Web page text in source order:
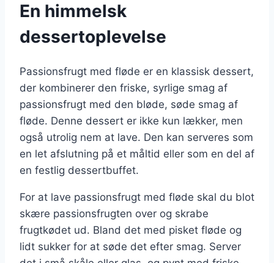
En himmelsk
dessertoplevelse
Passionsfrugt med fløde er en klassisk dessert,
der kombinerer den friske, syrlige smag af
passionsfrugt med den bløde, søde smag af
fløde. Denne dessert er ikke kun lækker, men
også utrolig nem at lave. Den kan serveres som
en let afslutning på et måltid eller som en del af
en festlig dessertbuffet.
For at lave passionsfrugt med fløde skal du blot
skære passionsfrugten over og skrabe
frugtkødet ud. Bland det med pisket fløde og
lidt sukker for at søde det efter smag. Server